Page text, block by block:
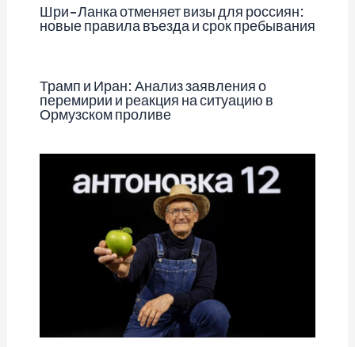
Шри-Ланка отменяет визы для россиян:
новые правила въезда и срок пребывания
Трамп и Иран: Анализ заявления о
перемирии и реакция на ситуацию в
Ормузском проливе